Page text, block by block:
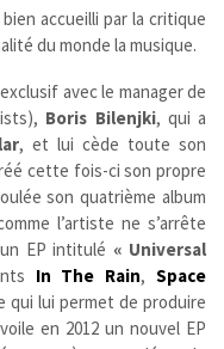
accueilli par la critique
du monde la musique.
avec le manager de
Boris Bilenjki, qui a
, et lui cède toute son
cette fois-ci son propre
son quatrième album
l’artiste ne s’arrête
EP intitulé « Universal
In The Rain,Space
qui lui permet de produire
en 2012 un nouvel EP